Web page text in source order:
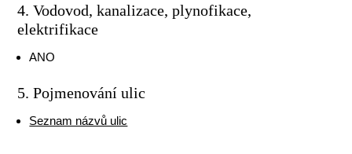
4. Vodovod, kanalizace, plynofikace,
elektrifikace
ANO
5. Pojmenování ulic
Seznam názvů ulic